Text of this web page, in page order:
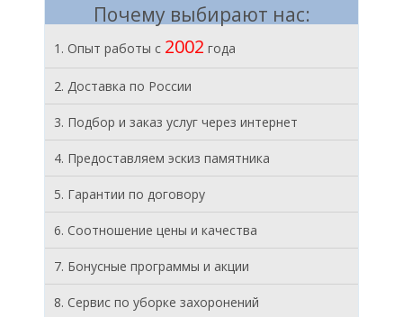
Почему выбирают нас:
1. Опыт работы с 2002 года
2. Доставка по России
3. Подбор и заказ услуг через интернет
4. Предоставляем эскиз памятника
5. Гарантии по договору
6. Соотношение цены и качества
7. Бонусные программы и акции
8. Cервис по уборке захоронений